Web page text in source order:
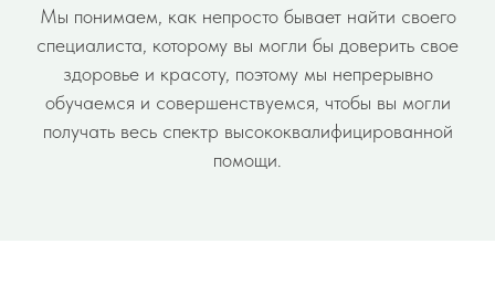
Мы понимаем, как непросто бывает найти своего
специалиста, которому вы могли бы доверить свое
здоровье и красоту, поэтому мы непрерывно
обучаемся и совершенствуемся, чтобы вы могли
получать весь спектр высококвалифицированной
помощи.